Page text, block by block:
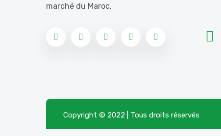
marché du Maroc.
Copyright © 2022 | Tous droits réservés